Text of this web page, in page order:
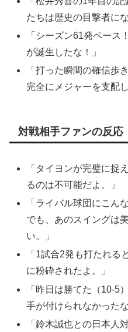
たちは歴史の目撃者に
「シーズン61発ペース
が誕生したな！」
「打った瞬間の確信歩
完全にメジャーを支配
対戦相手ファンの反応
「タイヨンが完璧に
るのは不可能だよ。」
「ライバル球団にこん
でも、あのスイングは
い。」
「1試合2発も打たれる
に粉砕されたよ。」
「昨日は勝てた（10-5
手が付けられなかった
「鈴木誠也との日本人